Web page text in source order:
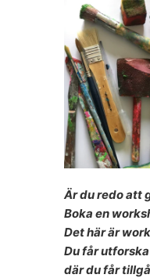
Är du redo att
Boka en
Det här är
Du får
där du får